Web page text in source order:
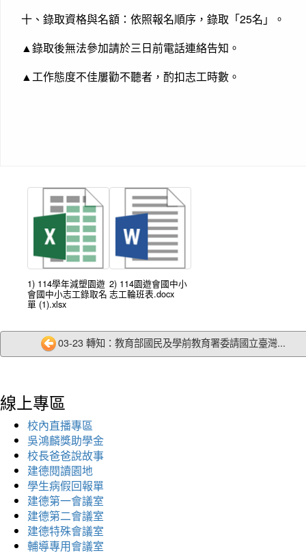
十、錄取資格與名額：依照報名順序，錄取「25名」。
▲錄取後無法參加請於三日前電話連絡告知。
▲工作態度不佳屢勸不聽者，酌扣志工時數。
1) 114學年減塑園遊
會國中小志工錄取名
單 (1).xlsx
2) 114園遊會國中小
志工輪班表.docx
03-23 轉知：教育部國民及學前教育署委請國立臺灣...
線上專區
校內直播專區
吳鴻麟獎助學金
校長爸爸說故事
建德閱讀園地
學生病假回報單
建德第一會議室
建德第二會議室
建德特殊會議室
輔導專用會議室